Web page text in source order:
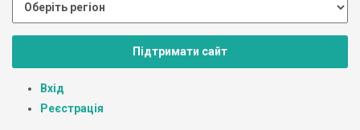
Підтримати сайт
Вхід
Реєстрація